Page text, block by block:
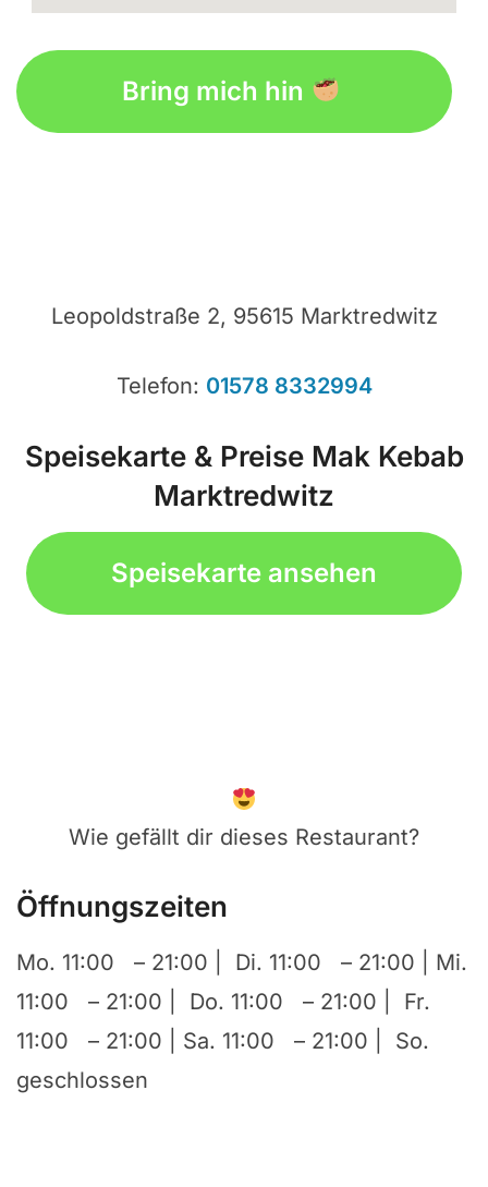
Bring mich hin
Leopoldstraße 2, 95615 Marktredwitz
Telefon: 01578 8332994
Speisekarte & Preise Mak Kebab
Marktredwitz
Speisekarte ansehen
Wie gefällt dir dieses Restaurant?
Öffnungszeiten
Mo. 11:00 – 21:00 | Di. 11:00 – 21:00 | Mi.
11:00 – 21:00 | Do. 11:00 – 21:00 | Fr.
11:00 – 21:00 | Sa. 11:00 – 21:00 | So.
geschlossen